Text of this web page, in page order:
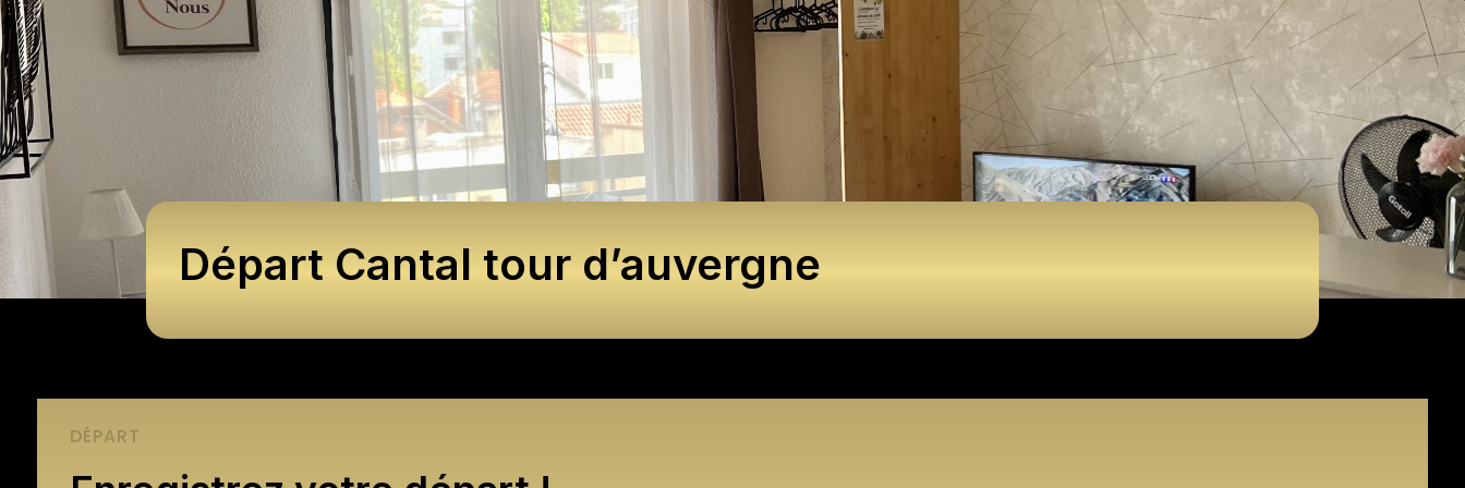
Départ Cantal tour d’auvergne
DÉPART